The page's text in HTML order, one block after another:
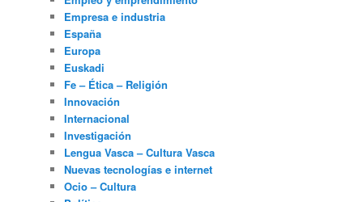
Empresa e industria
España
Europa
Euskadi
Fe – Ética – Religión
Innovación
Internacional
Investigación
Lengua Vasca – Cultura Vasca
Nuevas tecnologías e internet
Ocio – Cultura